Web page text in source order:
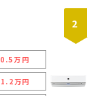
2
0.5万円
1.2万円